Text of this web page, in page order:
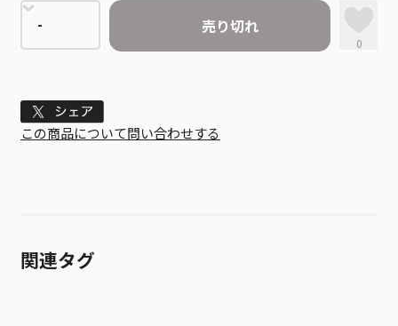
売り切れ
0
Tweet
この商品について問い合わせする
関連タグ